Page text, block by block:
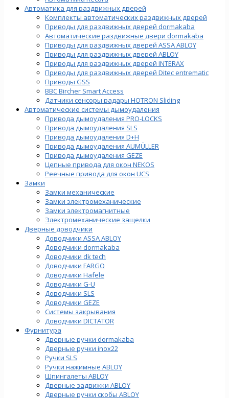
Автоматика для раздвижных дверей
Комплекты автоматических раздвижных дверей
Приводы для раздвижных дверей dormakaba
Автоматические раздвижные двери dormakaba
Приводы для раздвижных дверей ASSA ABLOY
Приводы для раздвижных дверей ABLOY
Приводы для раздвижных дверей INTERAX
Приводы для раздвижных дверей Ditec entrematic
Приводы GSS
BBC Bircher Smart Access
Датчики сенсоры радары HOTRON Sliding
Автоматические системы дымоудаления
Привода дымоудаления PRO-LOCKS
Привода дымоудаления SLS
Привода дымоудаления D+H
Привода дымоудаления AUMÜLLER
Привода дымоудаления GEZE
Цепные привода для окон NEKOS
Реечные привода для окон UСS
Замки
Замки механические
Замки электромеханические
Замки электромагнитные
Электромеханические защелки
Дверные доводчики
Доводчики ASSA ABLOY
Доводчики dormakaba
Доводчики dk tech
Доводчики FARGO
Доводчики Hafele
Доводчики G-U
Доводчики SLS
Доводчики GEZE
Cистемы закрывания
Доводчики DICTATOR
Фурнитура
Дверные ручки dormakaba
Дверные ручки inox22
Ручки SLS
Ручки нажимные ABLOY
Шпингалеты ABLOY
Дверные задвижки ABLOY
Дверные ручки скобы ABLOY